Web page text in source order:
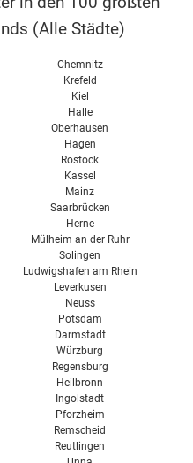
(Alle Städte)
Chemnitz
Krefeld
Kiel
Halle
Oberhausen
Hagen
Rostock
Kassel
Mainz
Saarbrücken
Herne
Mülheim an der Ruhr
Solingen
Ludwigshafen am Rhein
Leverkusen
Neuss
Potsdam
Darmstadt
Würzburg
Regensburg
Heilbronn
Ingolstadt
Pforzheim
Remscheid
Reutlingen